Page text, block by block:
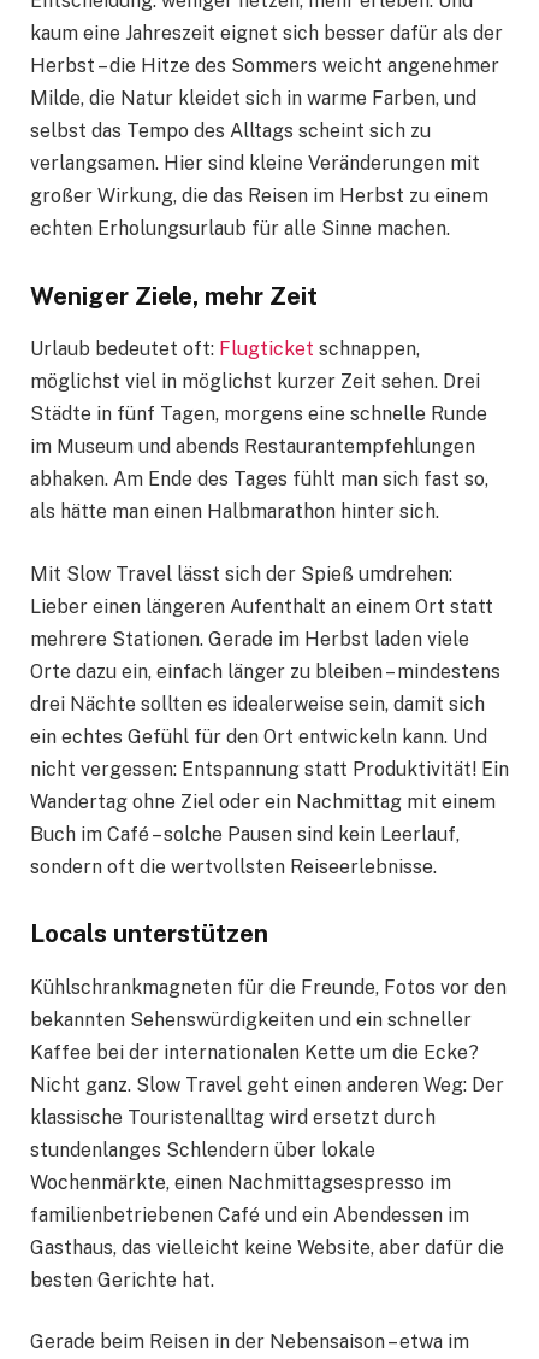
kaum eine Jahreszeit eignet sich besser dafür als der
Herbst – die Hitze des Sommers weicht angenehmer
Milde, die Natur kleidet sich in warme Farben, und
selbst das Tempo des Alltags scheint sich zu
verlangsamen. Hier sind kleine Veränderungen mit
großer Wirkung, die das Reisen im Herbst zu einem
echten Erholungsurlaub für alle Sinne machen.
Weniger Ziele, mehr Zeit
Urlaub bedeutet oft: Flugticket schnappen,
möglichst viel in möglichst kurzer Zeit sehen. Drei
Städte in fünf Tagen, morgens eine schnelle Runde
im Museum und abends Restaurantempfehlungen
abhaken. Am Ende des Tages fühlt man sich fast so,
als hätte man einen Halbmarathon hinter sich.
Mit Slow Travel lässt sich der Spieß umdrehen:
Lieber einen längeren Aufenthalt an einem Ort statt
mehrere Stationen. Gerade im Herbst laden viele
Orte dazu ein, einfach länger zu bleiben – mindestens
drei Nächte sollten es idealerweise sein, damit sich
ein echtes Gefühl für den Ort entwickeln kann. Und
nicht vergessen: Entspannung statt Produktivität! Ein
Wandertag ohne Ziel oder ein Nachmittag mit einem
Buch im Café – solche Pausen sind kein Leerlauf,
sondern oft die wertvollsten Reiseerlebnisse.
Locals unterstützen
Kühlschrankmagneten für die Freunde, Fotos vor den
bekannten Sehenswürdigkeiten und ein schneller
Kaffee bei der internationalen Kette um die Ecke?
Nicht ganz. Slow Travel geht einen anderen Weg: Der
klassische Touristenalltag wird ersetzt durch
stundenlanges Schlendern über lokale
Wochenmärkte, einen Nachmittagsespresso im
familienbetriebenen Café und ein Abendessen im
Gasthaus, das vielleicht keine Website, aber dafür die
besten Gerichte hat.
Gerade beim Reisen in der Nebensaison – etwa im